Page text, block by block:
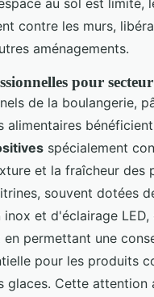
au sol est limité,
contre les murs,
aménagements.
pour
de la boulangerie,
alimentaires
spécialement
et la fraîcheur des
souvent dotées
inox et d'éclairage
permettant une
pour les produits
glaces. Cette attention